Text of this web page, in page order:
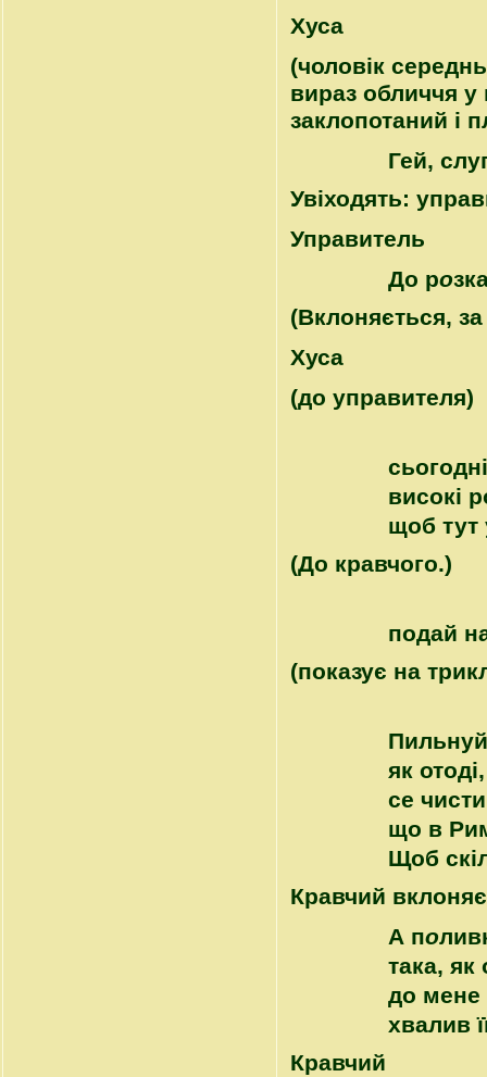
Хуса
(чоловік
вираз обличчя у
заклопотаний і
Гей,
Увіходять:
Управитель
До ро
(Вклоняється,
Хуса
(до управителя)
високі
щоб тут
(До кравчого.)
подай
(показує на
як
се
що в
Щоб
Кравчий
А по
така, як
до мене
хвалив
Кравчий